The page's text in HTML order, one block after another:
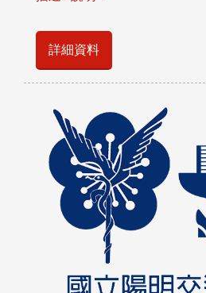
詳細資料